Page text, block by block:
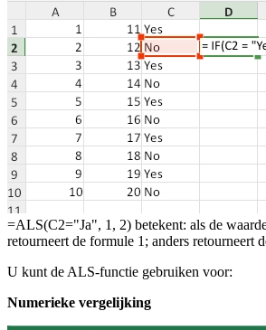
=ALS(C2="Ja", 1, 2) betekent: als de
retourneert de formule 1; anders retourneert
U kunt de ALS-functie gebruiken voor:
Numerieke vergelijking